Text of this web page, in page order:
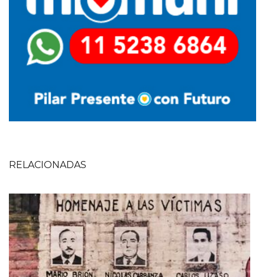
RELACIONADAS
Imagen